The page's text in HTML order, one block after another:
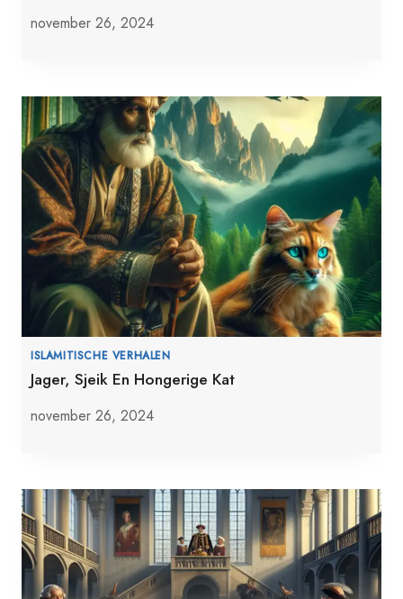
november 26, 2024
ISLAMITISCHE VERHALEN
Jager, Sjeik En Hongerige Kat
november 26, 2024